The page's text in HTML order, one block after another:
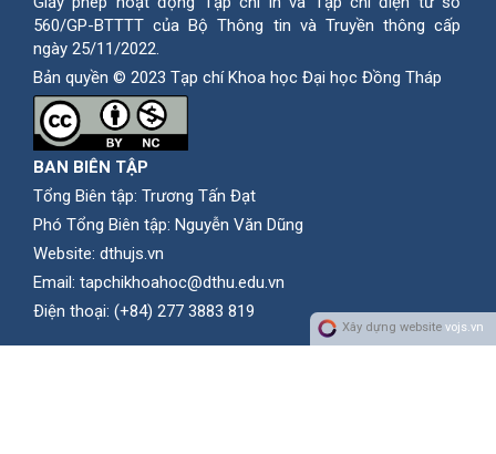
560/GP-BTTTT của Bộ Thông tin và Truyền thông cấp
ngày 25/11/2022.
Bản quyền © 2023 Tạp chí Khoa học Đại học Đồng Tháp
BAN BIÊN TẬP
Tổng Biên tập: Trương Tấn Đạt
Phó Tổng Biên tập: Nguyễn Văn Dũng
Website: dthujs.vn
Email: tapchikhoahoc@dthu.edu.vn
Ðiện thoại: (+84) 277 3883 819